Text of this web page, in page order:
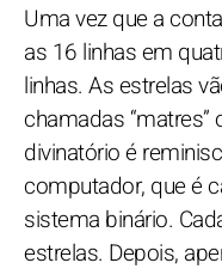
Uma vez que a
as 16 linhas em
linhas. As estrelas
chamadas
divinatório é
computador, que é
sistema binário.
estrelas. Depois,